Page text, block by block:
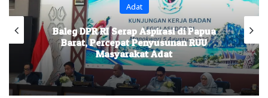
Adat
Baleg DPR RI Serap Aspirasi di Papua
Barat, Percepat Penyusunan RUU
Masyarakat Adat